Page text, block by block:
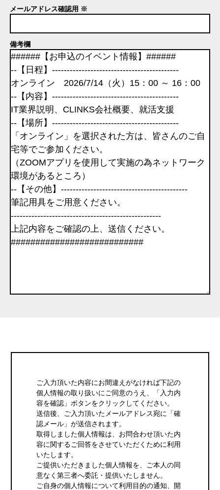
メールアドレス確認用 ※
備考欄
ご入力頂いた内容にお間違えがなければ下記の
個人情報の取り扱いにご同意のうえ、「入力内
容を確認」ボタンをクリックしてください。
送信後、ご入力頂いたメールアドレス宛に「確
認メール」が送信されます。
取得しました個人情報は、お問合わせ頂いた内
容に関するご回答をさせていただくために利用
いたします。
ご提供いただきました個人情報を、ご本人の同
意なく第三者へ委託・提供いたしません。
ご自身の個人情報について利用目的の通知、開